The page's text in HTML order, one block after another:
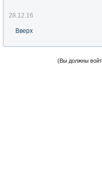
28.12.16
Вверх
(Вы должны